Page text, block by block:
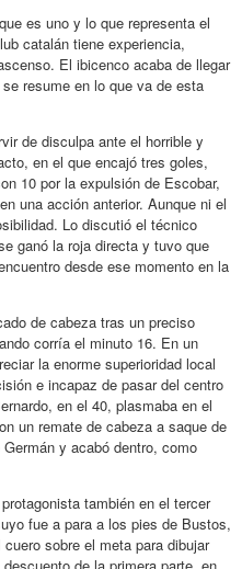
es uno y lo que representa el
catalán tiene experiencia,
El ibicenco acaba de llegar
resume en lo que va de esta
de disculpa ante el horrible y
en el que encajó tres goles,
10 por la expulsión de Escobar,
una acción anterior. Aunque ni el
Lo discutió el técnico
ganó la roja directa y tuvo que
desde ese momento en la
de cabeza tras un preciso
corría el minuto 16. En un
la enorme superioridad local
e incapaz de pasar del centro
en el 40, plasmaba en el
un remate de cabeza a saque de
y acabó dentro, como
también en el tercer
fue a para a los pies de Bustos,
sobre el meta para dibujar